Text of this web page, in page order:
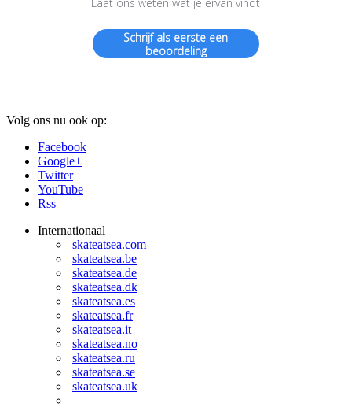
Laat ons weten wat je ervan vindt
Schrijf als eerste een
beoordeling
Volg ons nu ook op:
Facebook
Google+
Twitter
YouTube
Rss
Internationaal
skateatsea.com
skateatsea.be
skateatsea.de
skateatsea.dk
skateatsea.es
skateatsea.fr
skateatsea.it
skateatsea.no
skateatsea.ru
skateatsea.se
skateatsea.uk